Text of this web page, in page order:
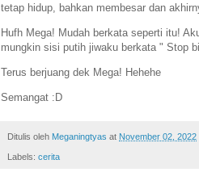
tetap hidup, bahkan membesar dan
Hufh Mega! Mudah berkata seperti itu!
mungkin sisi putih jiwaku berkata " Stop
Terus berjuang dek Mega! Hehehe
Semangat :D
Ditulis oleh Meganingtyas at November 02, 2022
Labels: cerita